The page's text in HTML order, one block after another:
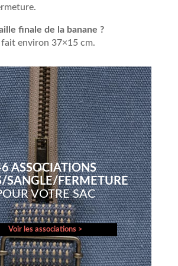
finale de la banane ?
fait environ 37×15 cm.
ASSOCIATIONS
SANGLE/FERMETURE
VOTRE SAC
Voir les associations >